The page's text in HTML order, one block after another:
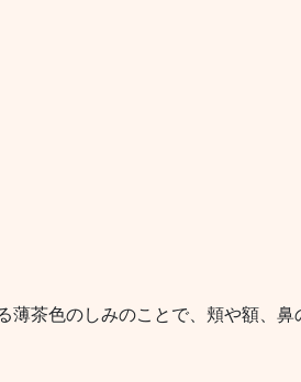
薄茶色のしみのことで、頬や額、鼻